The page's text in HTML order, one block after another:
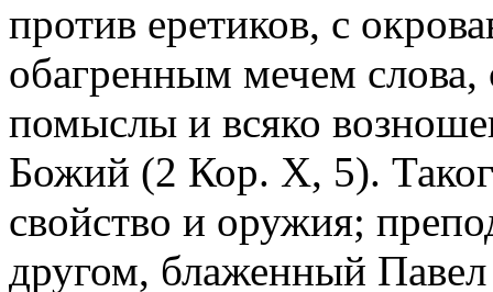
против еретиков, с
обагренным мечем слова,
помыслы и всяко
Божий (2 Кор. X, 5).
свойство и оружия;
другом, блаженный